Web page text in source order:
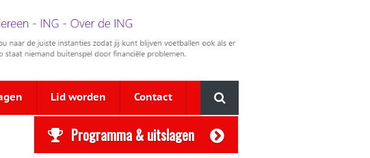
Lid worden Contact
Programma & uitslagen